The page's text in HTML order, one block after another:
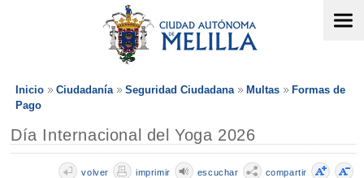
Inicio Ciudadanía Seguridad Ciudadana Multas
Formas de
Pago
Día Internacional del Yoga 2026
compartir
escuchar
imprimir
volver